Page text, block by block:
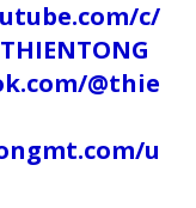
c/
@thie
u